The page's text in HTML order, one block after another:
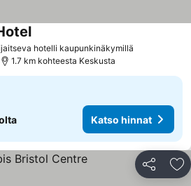
hotelli kaupunkinäkymillä
1.7 km kohteesta Keskusta
Katso hinnat
Jaa